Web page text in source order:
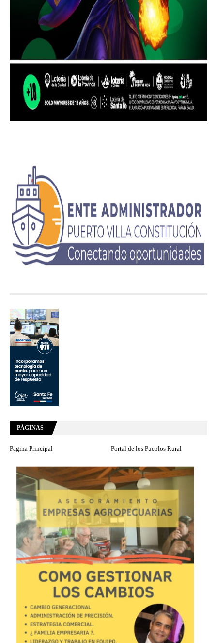
PÁGINAS
Página Principal Portal de los Pueblos Rural